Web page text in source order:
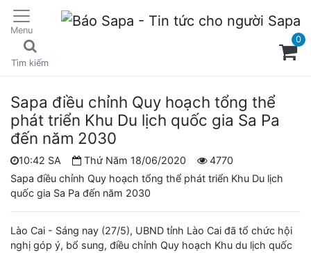
Menu
Tìm kiếm
0
Sapa điều chỉnh Quy hoạch tổng thể
phát triển Khu Du lịch quốc gia Sa Pa
đến năm 2030
10:42 SA Thứ Năm 18/06/2020
4770
Sapa điều chỉnh Quy hoạch tổng thể phát triển Khu Du lịch
quốc gia Sa Pa đến năm 2030
Lào Cai - Sáng nay (27/5), UBND tỉnh Lào Cai đã tổ chức hội
nghị góp ý, bổ sung, điều chỉnh Quy hoạch Khu du lịch quốc